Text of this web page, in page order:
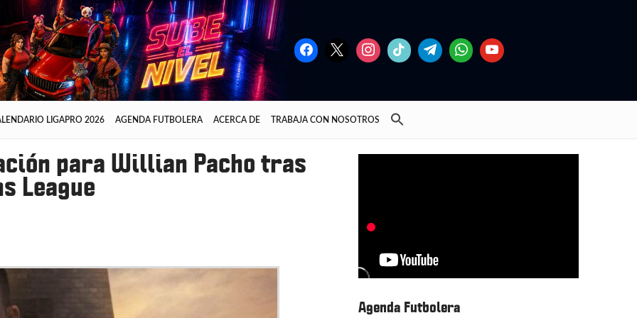
LIGAPRO 2026 AGENDA FUTBOLERA ACERCA DE TRABAJA CON NOSOTROS
para Willian Pacho tras
League
Agenda Futbolera